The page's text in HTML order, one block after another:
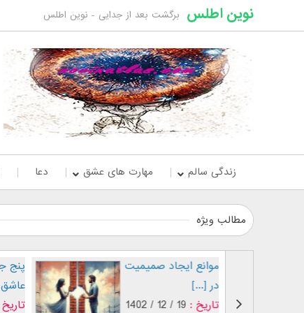
نوین اطلس برگشت بعد از جدایی - نوین اطلس
زندگی سالم مهارت های عشق دعا
مطالب ویژه
موانع ایجاد صمیمیت
تاریخ :19 / 12 / 1402